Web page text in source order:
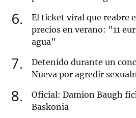
6
El ticket viral que reabre
precios en verano: "11
agua"
7
Detenido durante un
Nueva por agredir
8
Oficial: Damion Baugh
Baskonia